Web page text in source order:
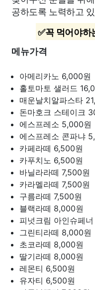
공하도록 노력하고
✅꼭 먹어야
메뉴가격
아메리카노 6,000원
홀토마토 샐러드
매운날치알파스타
돈마호크 스테이크
에스프레소 5,000원
에스프레소 콘파냐
카페라떼 6,500원
카푸치노 6,500원
바닐라라떼 7,500원
카라멜라떼 7,500원
구름라떼 7,500원
블랙라떼 8,000원
피넛크림 아인슈페너
그린티라떼 8,000원
초코라떼 8,000원
딸기라떼 8,000원
레몬티 6,500원
유자티 6,500원